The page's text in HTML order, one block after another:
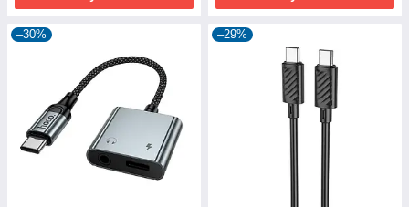
–30% –29%